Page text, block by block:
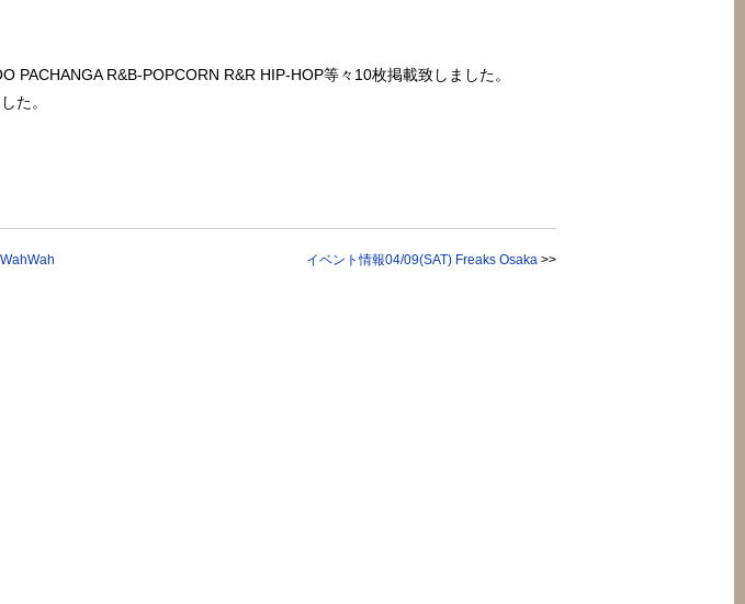
PACHANGA R&B-POPCORN R&R HIP-HOP等々10枚掲載致しました。
た。
イベント情報04/09(SAT) Freaks Osaka >>